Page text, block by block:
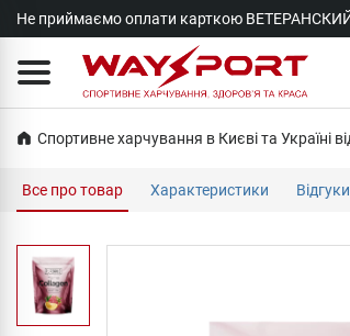
Не приймаємо оплати карткою
Спортивне харчування в Києві та Україні
Все про товар Характеристики Відгуки